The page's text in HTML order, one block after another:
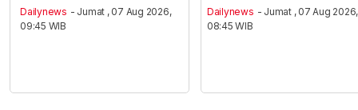
Dailynews - Jumat , 07 Aug 2026,
09:45 WIB
Dailynews - Jumat , 07 Aug 2026,
08:45 WIB